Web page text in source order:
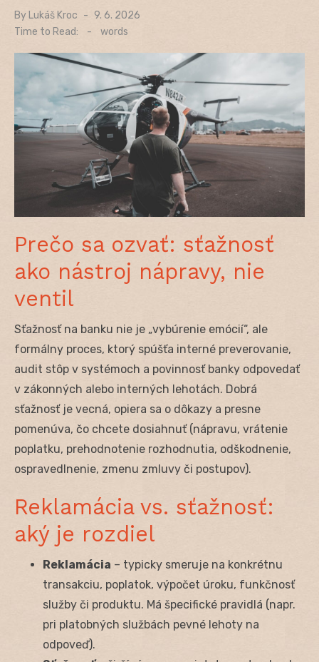
By Lukáš Kroc
Posted
on
9. 6. 2026
Time to Read:
- words
Prečo sa ozvať: sťažnosť
ako nástroj nápravy, nie
ventil
Sťažnosť na banku nie je „vybúrenie emócií“, ale
formálny proces, ktorý spúšťa interné preverovanie,
audit stôp v systémoch a povinnosť banky odpovedať
v zákonných alebo interných lehotách. Dobrá
sťažnosť je vecná, opiera sa o dôkazy a presne
pomenúva, čo chcete dosiahnuť (nápravu, vrátenie
poplatku, prehodnotenie rozhodnutia, odškodnenie,
ospravedlnenie, zmenu zmluvy či postupov).
Reklamácia vs. sťažnosť:
aký je rozdiel
Reklamácia – typicky smeruje na konkrétnu
transakciu, poplatok, výpočet úroku, funkčnosť
služby či produktu. Má špecifické pravidlá (napr.
pri platobných službách pevné lehoty na
odpoveď).